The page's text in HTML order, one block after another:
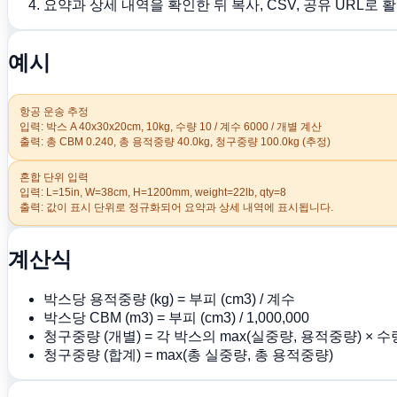
요약과 상세 내역을 확인한 뒤 복사, CSV, 공유 URL로
예시
항공 운송 추정
입력: 박스 A 40x30x20cm, 10kg, 수량 10 / 계수 6000 / 개별 계산
출력: 총 CBM 0.240, 총 용적중량 40.0kg, 청구중량 100.0kg (추정)
혼합 단위 입력
입력: L=15in, W=38cm, H=1200mm, weight=22lb, qty=8
출력: 값이 표시 단위로 정규화되어 요약과 상세 내역에 표시됩니다.
계산식
박스당 용적중량 (kg) = 부피 (cm3) / 계수
박스당 CBM (m3) = 부피 (cm3) / 1,000,000
청구중량 (개별) = 각 박스의 max(실중량, 용적중량) × 수
청구중량 (합계) = max(총 실중량, 총 용적중량)